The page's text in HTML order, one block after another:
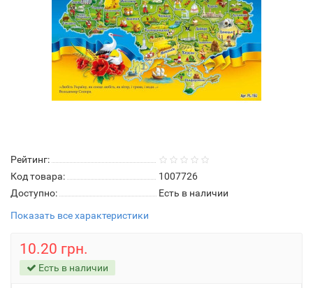
Рейтинг:
Код товара:
1007726
Доступно:
Есть в наличии
Показать все характеристики
10.20 грн.
Есть в наличии